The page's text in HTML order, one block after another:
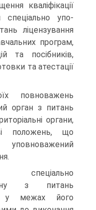
кваліфікації
спеціально упо­
ліцензування
програм,
та посібників,
та атестації
повноважень
орган з питань
органи,
положень, що
уповноважений
з пи­тань
у межах його